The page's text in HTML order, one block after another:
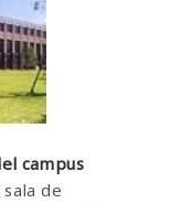
campus
de